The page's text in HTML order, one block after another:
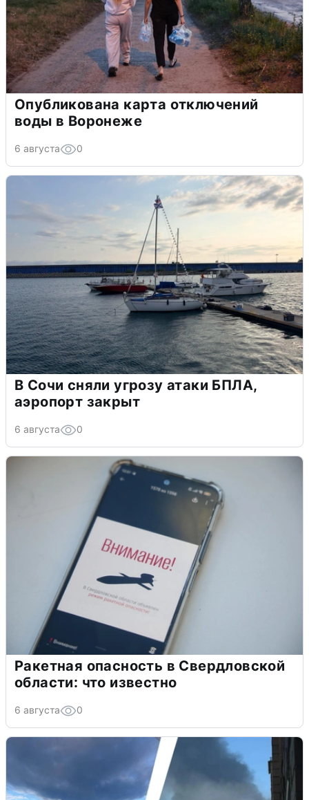
Опубликована карта отключений
воды в Воронеже
6 августа 0
В Сочи сняли угрозу атаки БПЛА,
аэропорт закрыт
6 августа 0
Ракетная опасность в Свердловской
области: что известно
6 августа 0